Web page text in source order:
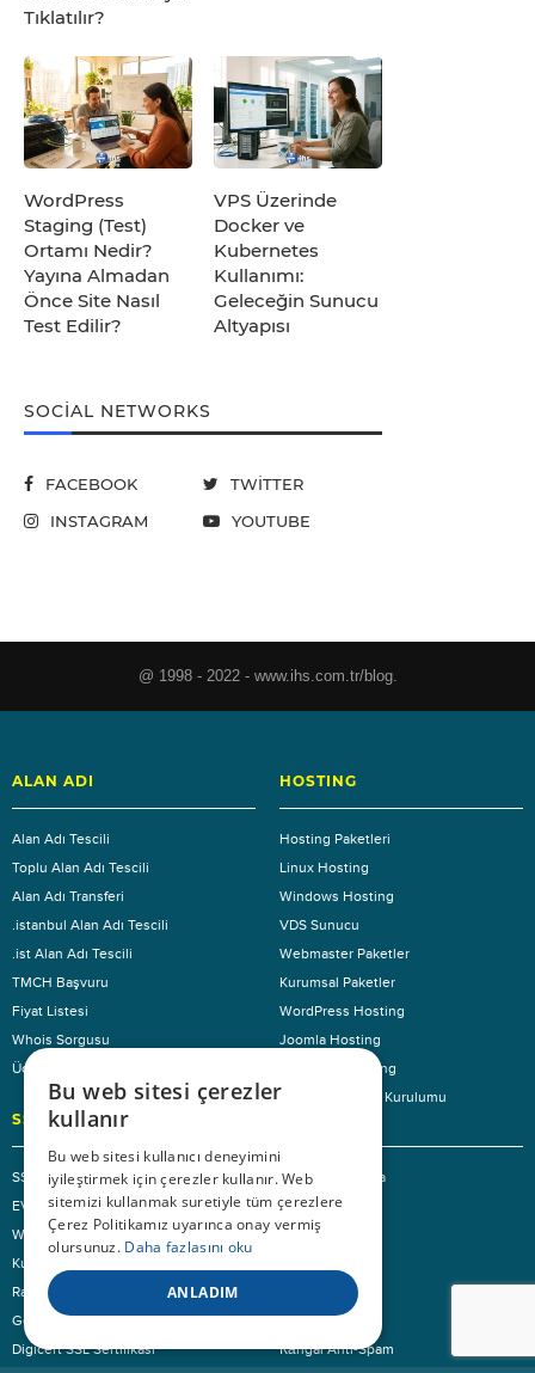
Tıklatılır?
WordPress
Staging (Test)
Ortamı Nedir?
Yayına Almadan
Önce Site Nasıl
Test Edilir?
VPS Üzerinde
Docker ve
Kubernetes
Kullanımı:
Geleceğin Sunucu
Altyapısı
SOCIAL NETWORKS
FACEBOOK
TWITTER
INSTAGRAM
YOUTUBE
@ 1998 - 2022 - www.ihs.com.tr/blog.
ALAN ADI
Alan Adı Tescili
Toplu Alan Adı Tescili
Alan Adı Transferi
.istanbul Alan Adı Tescili
.ist Alan Adı Tescili
TMCH Başvuru
Fiyat Listesi
Whois Sorgusu
Ücretsiz Servisler
HOSTING
Hosting Paketleri
Linux Hosting
Windows Hosting
VDS Sunucu
Webmaster Paketler
Kurumsal Paketler
WordPress Hosting
Joomla Hosting
OpenCart Hosting
Ücretsiz Yazılım Kurulumu
SSL
SSL Sertifikaları
EV SSL Sertifikası
WildCard SSL Sertifikaları
Kurumsal SSL Sertifikaları
Rapid SSL Sertifikası
Geotrust SSL Sertifikası
Digicert SSL Sertifikası
Sunucu Kiralama
VDS Sunucu
Bulut Sunucu
TMCH Başvuru
Sitebaz
Каngal Anti-Spam
Bu web sitesi çerezler
kullanır
Bu web sitesi kullanıcı deneyimini
iyileştirmek için çerezler kullanır. Web
sitemizi kullanmak suretiyle tüm çerezlere
Çerez Politikamız uyarınca onay vermiş
olursunuz. Daha fazlasını oku
ANLADIM